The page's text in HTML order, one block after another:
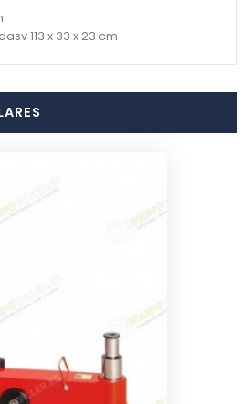
113 x 33 x 23 cm